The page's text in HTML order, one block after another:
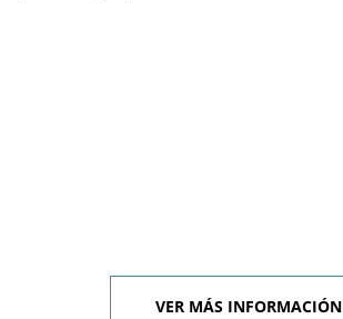
VER MÁS INFORMACIÓN